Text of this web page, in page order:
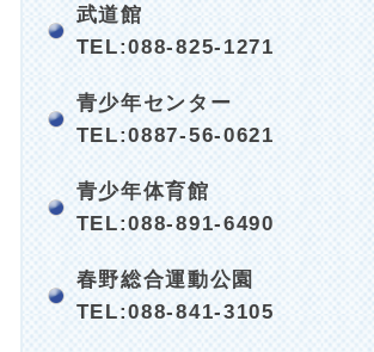
武道館
TEL:088-825-1271
青少年センター
TEL:0887-56-0621
青少年体育館
TEL:088-891-6490
春野総合運動公園
TEL:088-841-3105